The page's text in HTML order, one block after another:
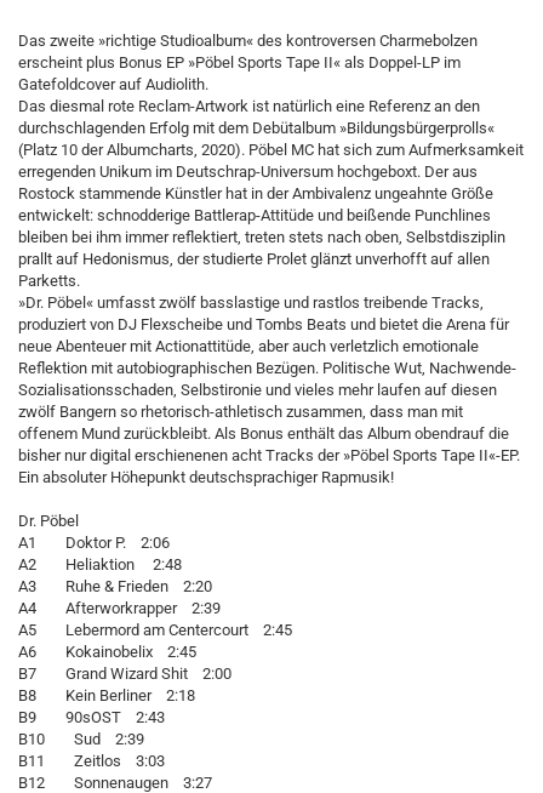
Das zweite »richtige Studioalbum« des kontroversen Charmebolzen
erscheint plus Bonus EP »Pöbel Sports Tape II« als Doppel-LP im
Gatefoldcover auf Audiolith.
Das diesmal rote Reclam-Artwork ist natürlich eine Referenz an den
durchschlagenden Erfolg mit dem Debütalbum »Bildungsbürgerprolls«
(Platz 10 der Albumcharts, 2020). Pöbel MC hat sich zum Aufmerksamkeit
erregenden Unikum im Deutschrap-Universum hochgeboxt. Der aus
Rostock stammende Künstler hat in der Ambivalenz ungeahnte Größe
entwickelt: schnodderige Battlerap-Attitüde und beißende Punchlines
bleiben bei ihm immer reflektiert, treten stets nach oben, Selbstdisziplin
prallt auf Hedonismus, der studierte Prolet glänzt unverhofft auf allen
Parketts.
»Dr. Pöbel« umfasst zwölf basslastige und rastlos treibende Tracks,
produziert von DJ Flexscheibe und Tombs Beats und bietet die Arena für
neue Abenteuer mit Actionattitüde, aber auch verletzlich emotionale
Reflektion mit autobiographischen Bezügen. Politische Wut, Nachwende-
Sozialisationsschaden, Selbstironie und vieles mehr laufen auf diesen
zwölf Bangern so rhetorisch-athletisch zusammen, dass man mit
offenem Mund zurückbleibt. Als Bonus enthält das Album obendrauf die
bisher nur digital erschienenen acht Tracks der »Pöbel Sports Tape II«-EP.
Ein absoluter Höhepunkt deutschsprachiger Rapmusik!
Dr. Pöbel
A1 Doktor P. 2:06
A2 Heliaktion 2:48
A3 Ruhe & Frieden 2:20
A4 Afterworkrapper 2:39
A5 Lebermord am Centercourt 2:45
A6 Kokainobelix 2:45
B7 Grand Wizard Shit 2:00
B8 Kein Berliner 2:18
B9 90sOST 2:43
B10 Sud 2:39
B11 Zeitlos 3:03
B12 Sonnenaugen 3:27